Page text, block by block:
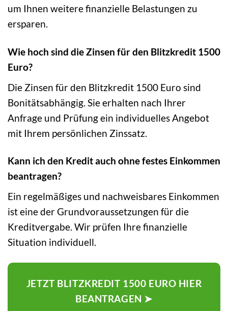
um Ihnen weitere finanzielle Belastungen zu
ersparen.
Wie hoch sind die Zinsen für den Blitzkredit 1500
Euro?
Die Zinsen für den Blitzkredit 1500 Euro sind
Bonitätsabhängig. Sie erhalten nach Ihrer
Anfrage und Prüfung ein individuelles Angebot
mit Ihrem persönlichen Zinssatz.
Kann ich den Kredit auch ohne festes Einkommen
beantragen?
Ein regelmäßiges und nachweisbares Einkommen
ist eine der Grundvoraussetzungen für die
Kreditvergabe. Wir prüfen Ihre finanzielle
Situation individuell.
JETZT BLITZKREDIT 1500 EURO HIER
BEANTRAGEN ➤